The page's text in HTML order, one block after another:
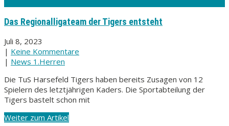
Das Regionalligateam der Tigers entsteht
Juli 8, 2023
| Keine Kommentare
| News 1.Herren
Die TuS Harsefeld Tigers haben bereits Zusagen von 12
Spielern des letztjährigen Kaders. Die Sportabteilung der
Tigers bastelt schon mit
Weiter zum Artikel